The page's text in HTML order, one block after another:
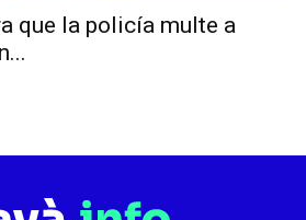
que la policía multe a